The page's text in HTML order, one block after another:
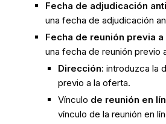
Fecha de adjudicación
una fecha de adjudicación
Fecha de reunión previa
una fecha de reunión previo
Dirección: introduzca la
previo a la oferta.
Vínculo de reunión en
vínculo de la reunión en